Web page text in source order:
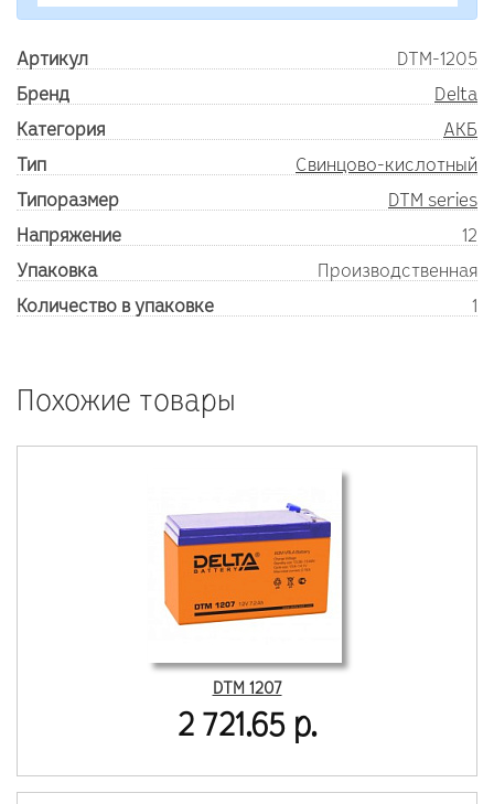
Артикул
DTM-1205
Бренд
Delta
Категория
АКБ
Тип
Свинцово-кислотный
Типоразмер
DTM series
Напряжение
12
Упаковка
Производственная
Количество в упаковке
1
Похожие товары
DTM 1207
2 721.65 р.